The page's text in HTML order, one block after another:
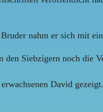
nahm er sich mit
den Siebzigern noch die
David